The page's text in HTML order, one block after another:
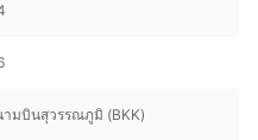
ามบินสุวรรณภูมิ (BKK)